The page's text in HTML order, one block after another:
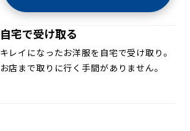
自宅で受け取る
キレイになったお洋服を自宅で受け取り。
お店まで取りに行く手間がありません。